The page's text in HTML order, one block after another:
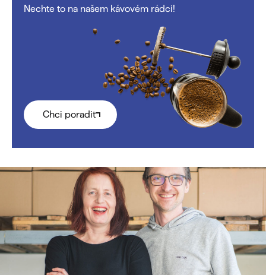
Nechte to na našem kávovém rádci!
Chci poradit